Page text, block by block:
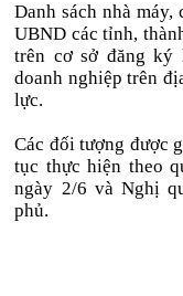
Danh sách nhà
UBND các tỉnh,
trên cơ sở đăng ký
doanh nghiệp trên
lực.
Các đối tượng được
tục thực hiện theo
ngày 2/6 và Nghị
phủ.